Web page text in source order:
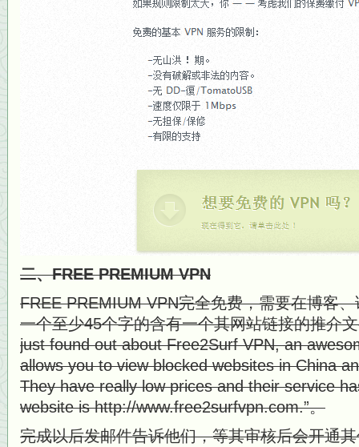
二、FREE PREMIUM VPN
FREE PREMIUM VPN完全免费，需要在博客
一个至少45个字的含有一个其网站链接的推介
just found out about Free2Surf VPN, an
allows you to view blocked websites in China
They have really low prices and their service
website is http://www.free2surfvpn.com.”。
完成以后发邮件告诉他们，等其审核后会开通